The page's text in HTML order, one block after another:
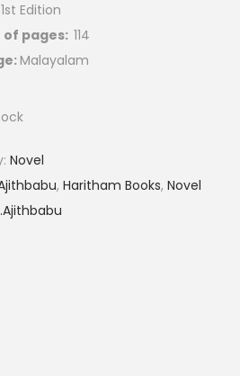
1st Edition
of pages: 114
Malayalam
Novel
, Haritham Books, Novel